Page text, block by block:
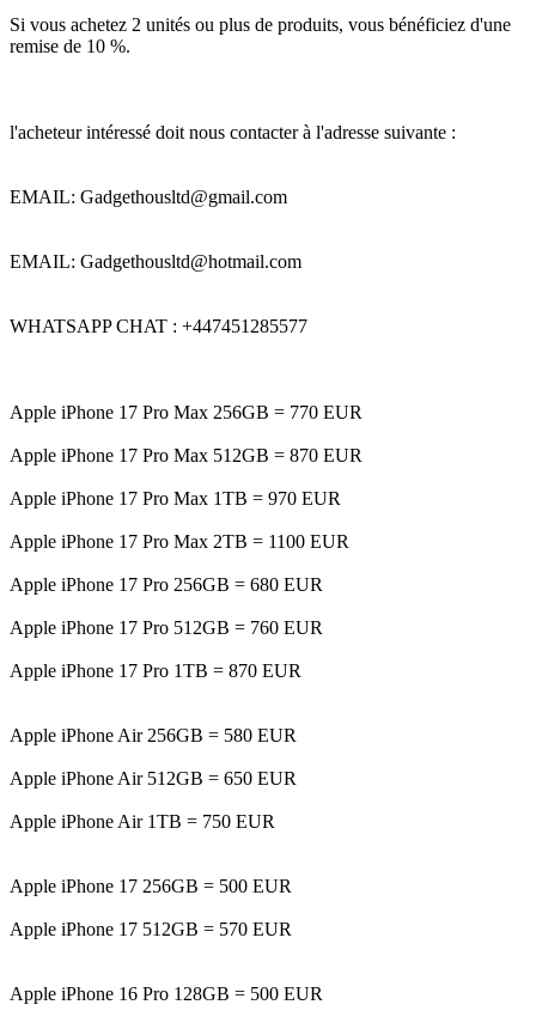
Si vous achetez 2 unités ou plus de produits, vous bénéficiez d'une
remise de 10 %.
l'acheteur intéressé doit nous contacter à l'adresse suivante :
EMAIL: Gadgethousltd@gmail.com
EMAIL: Gadgethousltd@hotmail.com
WHATSAPP CHAT : +447451285577
Apple iPhone 17 Pro Max 256GB = 770 EUR
Apple iPhone 17 Pro Max 512GB = 870 EUR
Apple iPhone 17 Pro Max 1TB = 970 EUR
Apple iPhone 17 Pro Max 2TB = 1100 EUR
Apple iPhone 17 Pro 256GB = 680 EUR
Apple iPhone 17 Pro 512GB = 760 EUR
Apple iPhone 17 Pro 1TB = 870 EUR
Apple iPhone Air 256GB = 580 EUR
Apple iPhone Air 512GB = 650 EUR
Apple iPhone Air 1TB = 750 EUR
Apple iPhone 17 256GB = 500 EUR
Apple iPhone 17 512GB = 570 EUR
Apple iPhone 16 Pro 128GB = 500 EUR